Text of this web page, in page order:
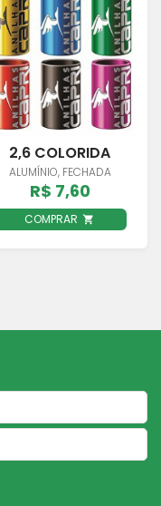
2,6 COLORIDA
ALUMÍNIO, FECHADA
R$ 7,60
COMPRAR